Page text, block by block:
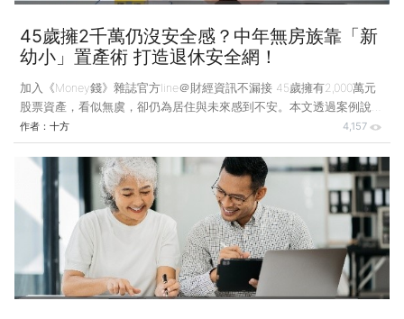
45歲擁2千萬仍沒安全感？中年無房族靠「新
幼小」置產術 打造退休安全網！
加入《Money錢》雜誌官方line＠財經資訊不漏接 45歲擁有2,000萬元
股票資產，看似無虞，卻仍為居住與未來感到不安。本文透過案例說
明，如何在不影響現金流的前提下買房，提升居住安全感，同時保留資
產成長的可能。 前幾天，我收到一封信。寫信的他，今年45歲，正
處於一個「不老也不小」的尷尬年紀。他在一家穩定的公司任職，薪水
優渥，在旁人眼中是標準的成功人士。最讓人羨慕的是，他靠著長年的
累積，手頭握有高達2,000萬元的股票資產，每年光是股息收入，就能
穩穩領到100萬～120萬元。 但在文字間，我讀到的不是財務自由的喜
悅，而是一股深深的「不
作者： 十方 4,157